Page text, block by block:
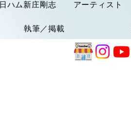
日ハム新庄剛志 アーティスト
執筆／掲載